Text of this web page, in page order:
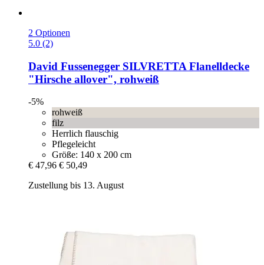
2 Optionen
5.0 (2)
David Fussenegger SILVRETTA Flanelldecke
"Hirsche allover", rohweiß
-5%
rohweiß
filz
Herrlich flauschig
Pflegeleicht
Größe: 140 x 200 cm
€ 47,96 € 50,49
Zustellung bis 13. August